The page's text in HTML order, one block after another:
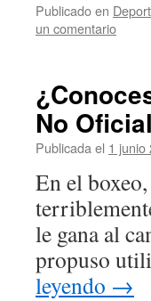
Publicado en
un comentario
No
Publicada el 1 junio
En el
le gana al
propuso
leyendo →